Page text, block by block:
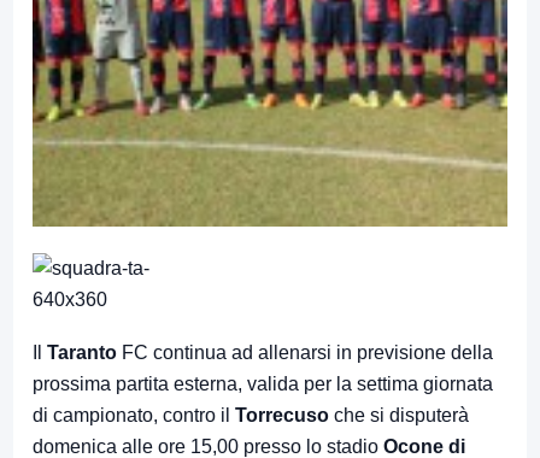
Taranto FC continua ad allenarsi in previsione della
prossima partita esterna, valida per la settima giornata
di campionato, contro il Torrecuso che si disputerà
domenica alle ore 15,00 presso lo stadio Ocone di